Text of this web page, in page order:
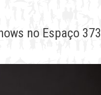
no Espaço 373